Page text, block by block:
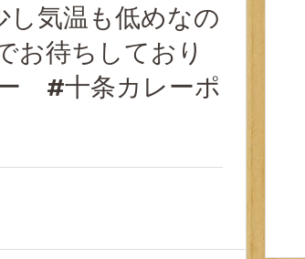
し気温も低めなの
お待ちしており
#十条カレーポ